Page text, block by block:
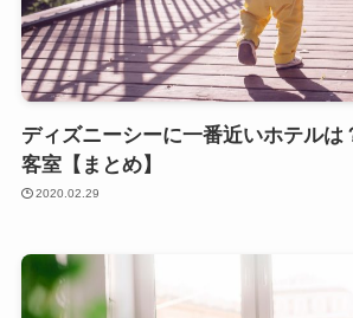
ディズニーシーに一番近いホテルは
客室【まとめ】
2020.02.29